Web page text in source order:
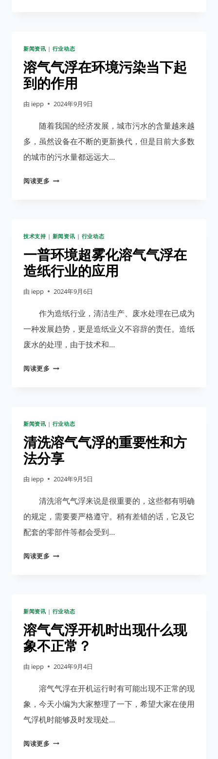
要
用
溶
气
气
机
处
理
的
新闻资讯 | 行业动态
溶气气浮在环境污染当下起
到的作用
由 iepp 2024年9月9日
随着我国的经济发展，城市污水的含量越来越
多，虽然设备在不断的更新换代，但是目前大多数
的城市的污水量都远远大…
阅读更多
环
境
污
染
当
起
到
作
技术支持 | 新闻资讯 | 行业动态
一普环境超雾化溶气气浮在
造纸行业的应用
由 iepp 2024年9月6日
作为造纸行业，清洁生产、废水处理在已成为
一种发展趋势，更是造纸业义不容辞的责任。造纸
废水的处理，由于技术和…
阅读更多
雾
化
溶
气
气
在
造
行
新闻资讯 | 行业动态
清洗溶气气浮的重要性和方
法分享
由 iepp 2024年9月5日
清洗溶气气浮来说是很重要的，这些都有明确
的规定，需要要严格遵守。稍有差错的话，它及它
配套的零部件等都会受到…
阅读更多
浮
的
重
要
性
方
法
享
新闻资讯 | 行业动态
溶气气浮开机时出现什么现
象不正常？
由 iepp 2024年9月4日
溶气气浮在开机运行时有可能出现不正常的现
象，今天小编为大家整理了一下，希望大家在使用
气浮机时能够及时发现处…
阅读更多